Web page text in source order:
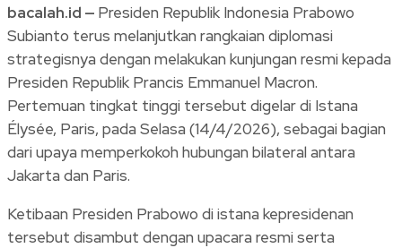
bacalah.id — Presiden Republik Indonesia Prabowo
Subianto terus melanjutkan rangkaian diplomasi
strategisnya dengan melakukan kunjungan resmi kepada
Presiden Republik Prancis Emmanuel Macron.
Pertemuan tingkat tinggi tersebut digelar di Istana
Élysée, Paris, pada Selasa (14/4/2026), sebagai bagian
dari upaya memperkokoh hubungan bilateral antara
Jakarta dan Paris.
Ketibaan Presiden Prabowo di istana kepresidenan
tersebut disambut dengan upacara resmi serta